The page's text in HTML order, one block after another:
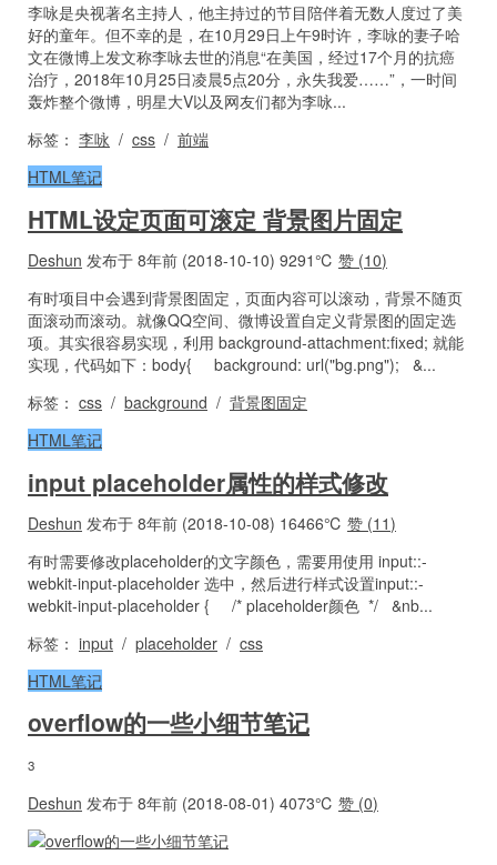
李咏是央视著名主持人，他主持过的节目陪伴着无数人度过了美
好的童年。但不幸的是，在10月29日上午9时许，李咏的妻子哈
文在微博上发文称李咏去世的消息“在美国，经过17个月的抗癌
治疗，2018年10月25日凌晨5点20分，永失我爱……”，一时间
轰炸整个微博，明星大V以及网友们都为李咏...
标签： 李咏 / css / 前端
HTML笔记
HTML设定页面可滚定 背景图片固定
Deshun 发布于 8年前 (2018-10-10) 9291℃ 赞 (10)
有时项目中会遇到背景图固定，页面内容可以滚动，背景不随页
面滚动而滚动。就像QQ空间、微博设置自定义背景图的固定选
项。其实很容易实现，利用 background-attachment:fixed; 就能
实现，代码如下：body{ background: url("bg.png"); &...
标签： css / background / 背景图固定
HTML笔记
input placeholder属性的样式修改
Deshun 发布于 8年前 (2018-10-08) 16466℃ 赞 (11)
有时需要修改placeholder的文字颜色，需要用使用 input::-
webkit-input-placeholder 选中，然后进行样式设置input::-
webkit-input-placeholder { /* placeholder颜色 */ &nb...
标签： input / placeholder / css
HTML笔记
overflow的一些小细节笔记
3
Deshun 发布于 8年前 (2018-08-01) 4073℃ 赞 (0)